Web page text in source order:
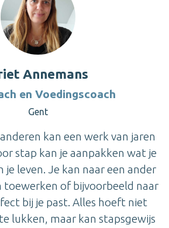
Annemans
en Voedingscoach
Gent
kan een werk van jaren
stap kan je aanpakken wat je
je leven. Je kan naar een ander
of bijvoorbeeld naar
bij je past. Alles hoeft niet
lukken, maar kan stapsgewijs